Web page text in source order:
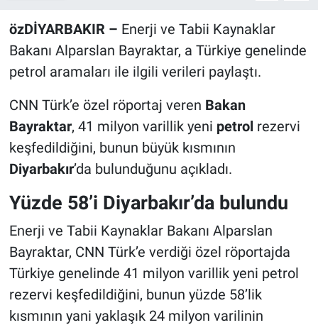
özDİYARBAKIR – Enerji ve Tabii Kaynaklar
Bakanı Alparslan Bayraktar, a Türkiye genelinde
petrol aramaları ile ilgili verileri paylaştı.
CNN Türk’e özel röportaj veren Bakan
Bayraktar, 41 milyon varillik yeni petrol rezervi
keşfedildiğini, bunun büyük kısmının
Diyarbakır’da bulunduğunu açıkladı.
Yüzde 58’i Diyarbakır’da bulundu
Enerji ve Tabii Kaynaklar Bakanı Alparslan
Bayraktar, CNN Türk’e verdiği özel röportajda
Türkiye genelinde 41 milyon varillik yeni petrol
rezervi keşfedildiğini, bunun yüzde 58’lik
kısmının yani yaklaşık 24 milyon varilinin